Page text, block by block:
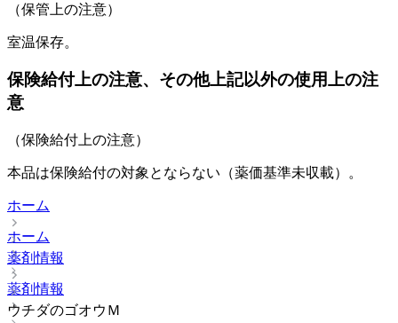
（保管上の注意）
室温保存。
保険給付上の注意、その他上記以外の使用上の注
意
（保険給付上の注意）
本品は保険給付の対象とならない（薬価基準未収載）。
ホーム
薬剤情報
ウチダのゴオウＭ
ホーム
薬剤情報